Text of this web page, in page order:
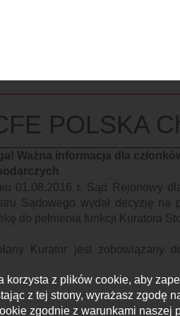
POLSKA
Ważna informacja dla
01.08.2016 r. Sąd Rejonowy
Sądowego wydał decyzję na
do pełnienia funkcji Kuratora
Kurator jest zobowiązany
ds. Przestępstw i
przedmiotowego
z powyższym proszę, aby
korzysta z plików cookie, aby
z tej strony, wyrażasz zgodę
zgodnie z warunkami naszej